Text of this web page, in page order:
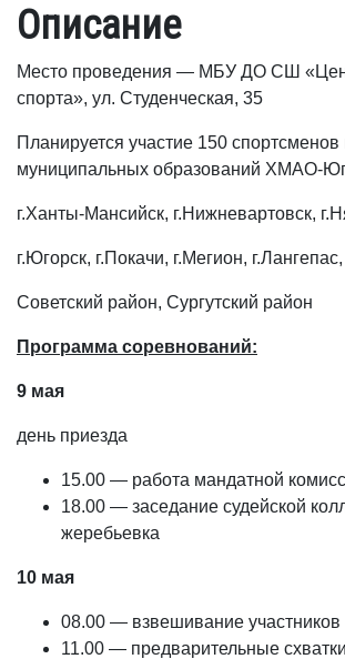
Описание
Место проведения — МБУ ДО СШ
спорта», ул. Студенческая, 35
Планируется участие 150 спортсменов
муниципальных образований ХМАО-
г.Ханты-Мансийск, г.Нижневартовск,
г.Югорск, г.Покачи, г.Мегион, г.Лангепас,
Советский район, Сургутский район
Программа соревнований:
9 мая
день приезда
15.00 — работа мандатной
18.00 — заседание судейской
жеребьевка
10 мая
08.00 — взвешивание участников
11.00 — предварительные схватки